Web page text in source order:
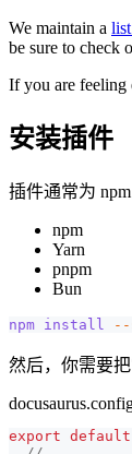
We maintain a
be sure to check
If you are feeling
安装插件
插件通常为
npm
Yarn
pnpm
Bun
npm install --
然后，你需要
export default